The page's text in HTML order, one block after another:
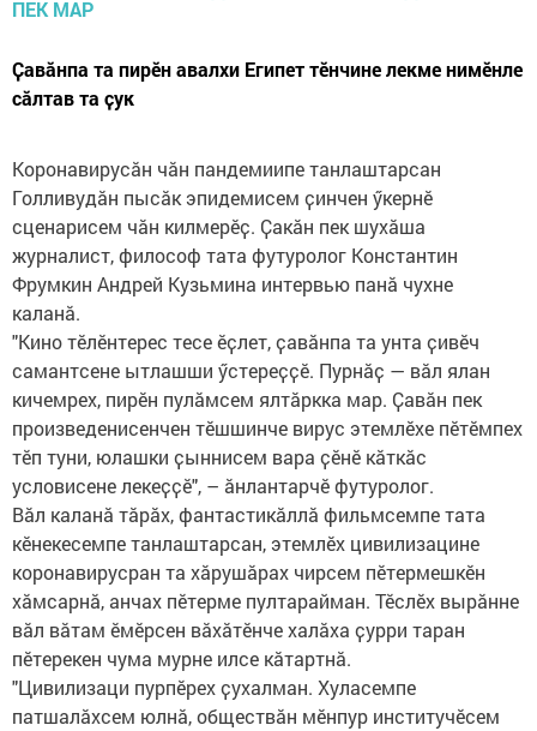
Ҫавӑнпа та пирӗн авалхи Египет тӗнчине лекме нимӗнле
сӑлтав та ҫук
Коронавирусӑн чӑн пандемиипе танлаштарсан
Голливудӑн пысӑк эпидемисем ҫинчен ӳкернӗ
сценарисем чӑн килмерӗҫ. Ҫакӑн пек шухӑша
журналист, философ тата футуролог Константин
Фрумкин Андрей Кузьмина интервью панӑ чухне
каланӑ.
"Кино тӗлӗнтерес тесе ӗҫлет, ҫавӑнпа та унта ҫивӗч
самантсене ытлашши ӳстереҫҫӗ. Пурнӑҫ — вӑл ялан
кичемрех, пирӗн пулӑмсем ялтӑркка мар. Ҫавӑн пек
произведенисенчен тӗшшинче вирус этемлӗхе пӗтӗмпех
тӗп туни, юлашки ҫыннисем вара ҫӗнӗ кӑткӑс
условисене лекеҫҫӗ", – ӑнлантарчӗ футуролог.
Вӑл каланӑ тӑрӑх, фантастикӑллӑ фильмсемпе тата
кӗнекесемпе танлаштарсан, этемлӗх цивилизацине
коронавирусран та хӑрушӑрах чирсем пӗтермешкӗн
хӑмсарнӑ, анчах пӗтерме пултарайман. Тӗслӗх вырӑнне
вӑл вӑтам ӗмӗрсен вӑхӑтӗнче халӑха ҫурри таран
пӗтерекен чума мурне илсе кӑтартнӑ.
"Цивилизаци пурпӗрех ҫухалман. Хуласемпе
патшалӑхсем юлнӑ, обществӑн мӗнпур институчӗсем